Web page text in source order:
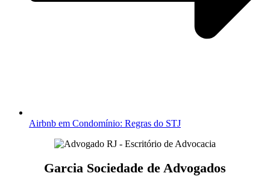
Airbnb em Condomínio: Regras do STJ
Garcia Sociedade de Advogados